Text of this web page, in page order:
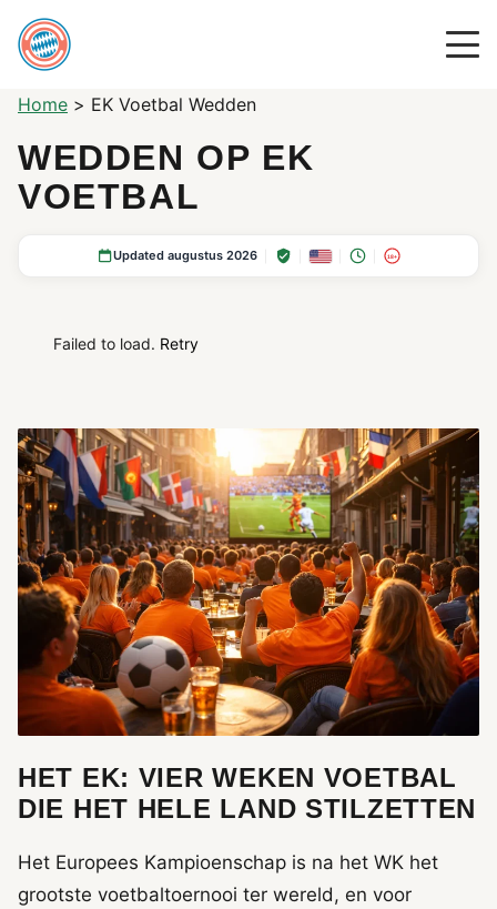
Home > EK Voetbal Wedden
WEDDEN OP EK
VOETBAL
Updated augustus 2026 18+
Failed to load. Retry
HET EK: VIER WEKEN VOETBAL
DIE HET HELE LAND STILZETTEN
Het Europees Kampioenschap is na het WK het
grootste voetbaltoernooi ter wereld, en voor